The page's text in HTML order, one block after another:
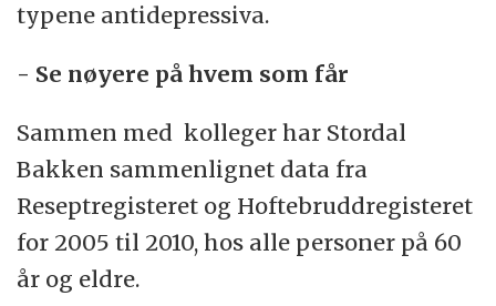
typene antidepressiva.
- Se nøyere på hvem som får
Sammen med kolleger har Stordal
Bakken sammenlignet data fra
Reseptregisteret og Hoftebruddregisteret
for 2005 til 2010, hos alle personer på 60
år og eldre.